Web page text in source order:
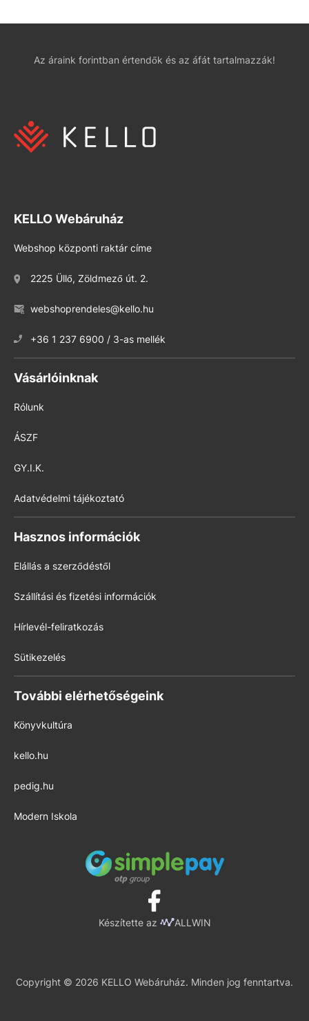
Az áraink forintban értendők és az áfát tartalmazzák!
KELLO Webáruház
Webshop központi raktár címe
2225 Üllő, Zöldmező út. 2.
webshoprendeles@kello.hu
+36 1 237 6900 / 3-as mellék
Vásárlóinknak
Rólunk
ÁSZF
GY.I.K.
Adatvédelmi tájékoztató
Hasznos információk
Elállás a szerződéstől
Szállítási és fizetési információk
Hírlevél-feliratkozás
Sütikezelés
További elérhetőségeink
Könyvkultúra
kello.hu
pedig.hu
Modern Iskola
Készítette az ALLWIN
Copyright © 2026 KELLO Webáruház. Minden jog fenntartva.